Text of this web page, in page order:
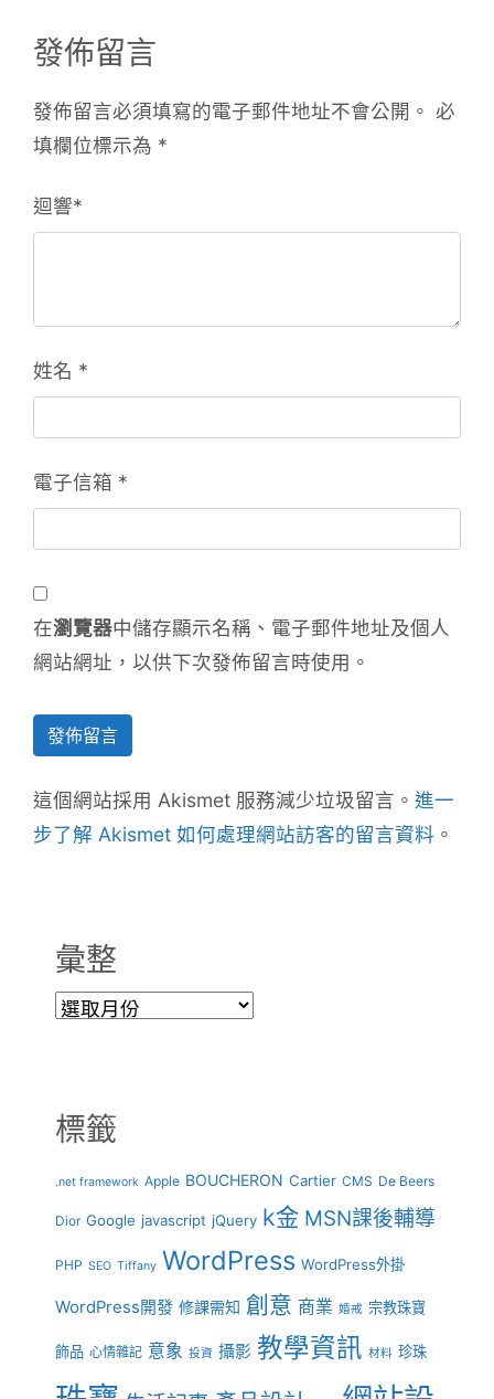
發佈留言
發佈留言必須填寫的電子郵件地址不會公開。 必
填欄位標示為 *
迴響*
姓名 *
電子信箱 *
在瀏覽器中儲存顯示名稱、電子郵件地址及個人
網站網址，以供下次發佈留言時使用。
這個網站採用 Akismet 服務減少垃圾留言。 進一
步了解 Akismet 如何處理網站訪客的留言資料 。
彙整
彙
標籤
.net framework Apple BOUCHERON Cartier CMS De Beers
Dior Google javascript jQuery k金 MSN課後輔導
PHP SEO Tiffany WordPress WordPress外掛
WordPress開發 修課需知 創意 商業 婚戒 宗教珠寶
飾品 心情雜記 意象 投資 攝影 教學資訊 材料 珍珠